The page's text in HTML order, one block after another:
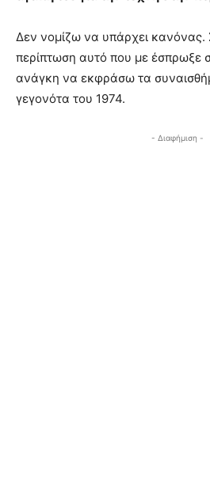
Δεν νομίζω να υπάρχει κανόνας.
περίπτωση αυτό που με έσπρωξε
ανάγκη να εκφράσω τα
γεγονότα του 1974.
- Διαφήμιση -